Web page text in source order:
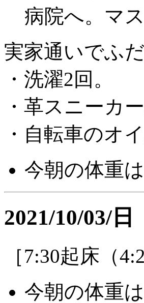
病院へ。マ
実家通いでふ
・洗濯2回。
・革スニーカ
・自転車のオ
今朝の体重
2021/10/03/日
［7:30起床（
今朝の体重